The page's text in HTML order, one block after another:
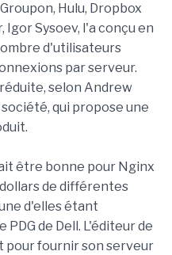
Hulu, Dropbox
Sysoev, l'a conçu en
d'utilisateurs
par serveur.
selon Andrew
qui propose une
être bonne pour Nginx
de différentes
d'elles étant
de Dell. L'éditeur de
pour fournir son serveur